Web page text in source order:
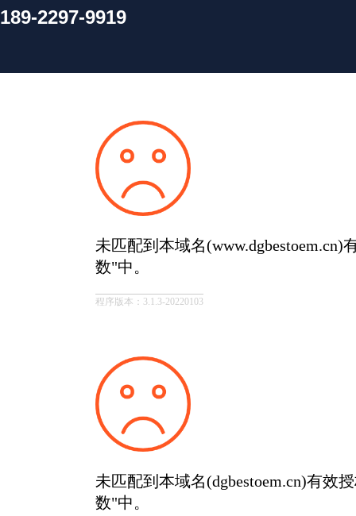
189-2297-9919
未匹配到本域名(www.dgbestoem.cn)
数"中。
程序版本：3.1.3-20220103
未匹配到本域名(dgbestoem.cn)有效
数"中。